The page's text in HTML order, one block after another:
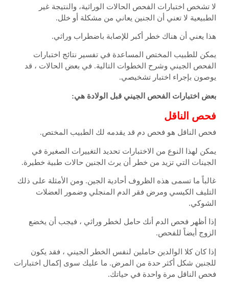
لا تشخص اختبارات الفحص الحالات الوراثية، والنتيجة غير
الطبيعية لا تعني أن الجنين يعاني من مشكلة أو خلل.
هذا يعني أن هناك خطر أكبر للإصابة باضطراب وراثي.
يمكن للطبيب المختص المساعدة في تفسير نتائج اختبارات
الفحص الجيني وشرح الخطوات التالية. في بعض الحالات ، قد
يوصون بإجراء اختبار تشخيصي.
بعض اختبارات الفحص الجيني قبل الولادة هي:
فحص الناقل
فحص الناقل هو فحص دم قد يقدمه لك الطبيب المختص.
يمكن لهذا النوع من الاختبارات تحديد التغييرات الصغيرة في
الجينات التي تزيد من خطر أن يرث الجنين حالات طبية خطيرة.
غالباً ما تسمى هذه الظروف أحادية الجين. ومن الأمثلة على ذلك
التليف الكيسي ومرض فقر الدم المنجلي وضمور العضلات
الشوكي.
إذا أظهر فحص الدم أنك حامل لخطر وراثي ، فيجب أن يخضع
الزوج أيضاً للفحص.
إذا كان كلا الوالدين حاملين لنفس الخطر الجيني ، فقد يكون
للجنين شكل أكثر حدة من المرض. ما عليك سوى إكمال اختبارات
فحص الناقل مرة واحدة في حياتك.